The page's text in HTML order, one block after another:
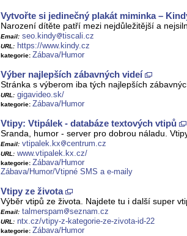
Vytvořte si jedinečný plakát miminka –
Narození dítěte patří mezi nejdůležitější a
Email: seo.kindy tiscali.cz
URL: https://www.kindy.cz
kategorie: Zábava/Humor
Výber najlepších zábavných videí
Stránka s výberom iba tých najlepších
URL: gigavideo.sk/
kategorie: Zábava/Humor
Vtipy: Vtipálek - databáze textových vtipů
Sranda, humor - server pro dobrou náladu.
Email: vtipalek.kx centrum.cz
URL: www.vtipalek.kx.cz/
kategorie: Zábava/Humor
Zábava/Humor/Vtipné SMS a e-maily
Vtipy ze života
Výběr vtipů ze života. Najdete tu i další super
Email: talmerspam seznam.cz
URL: ntx.cz/vtipy-z-kategorie-ze-zivota-id-22
kategorie: Zábava/Humor